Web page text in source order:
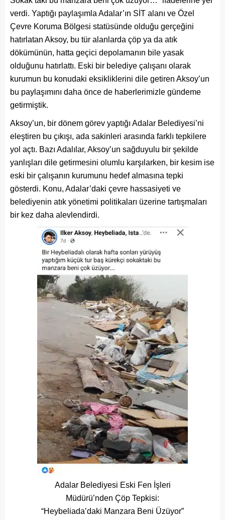
verdi. Yaptığı paylaşımla Adalar’ın SİT alanı ve Özel
Çevre Koruma Bölgesi statüsünde olduğu gerçeğini
hatırlatan Aksoy, bu tür alanlarda çöp ya da atık
dökümünün, hatta geçici depolamanın bile yasak
olduğunu hatırlattı. Eski bir belediye çalışanı olarak
kurumun bu konudaki eksikliklerini dile getiren Aksoy’un
bu paylaşımını daha önce de haberlerimizle gündeme
getirmiştik.
Aksoy’un, bir dönem görev yaptığı Adalar Belediyesi’ni
eleştiren bu çıkışı, ada sakinleri arasında farklı tepkilere
yol açtı. Bazı Adalılar, Aksoy’un sağduyulu bir şekilde
yanlışları dile getirmesini olumlu karşılarken, bir kesim ise
eski bir çalışanın kurumunu hedef almasına tepki
gösterdi. Konu, Adalar’daki çevre hassasiyeti ve
belediyenin atık yönetimi politikaları üzerine tartışmaları
bir kez daha alevlendirdi.
Adalar Belediyesi Eski Fen İşleri
Müdürü’nden Çöp Tepkisi:
“Heybeliada’daki Manzara Beni Üzüyor”